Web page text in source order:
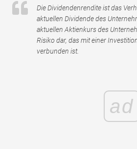
Die Dividendenrendite ist das
aktuellen Dividende des
aktuellen Aktienkurs des
Risiko dar, das mit einer
verbunden ist.
ad